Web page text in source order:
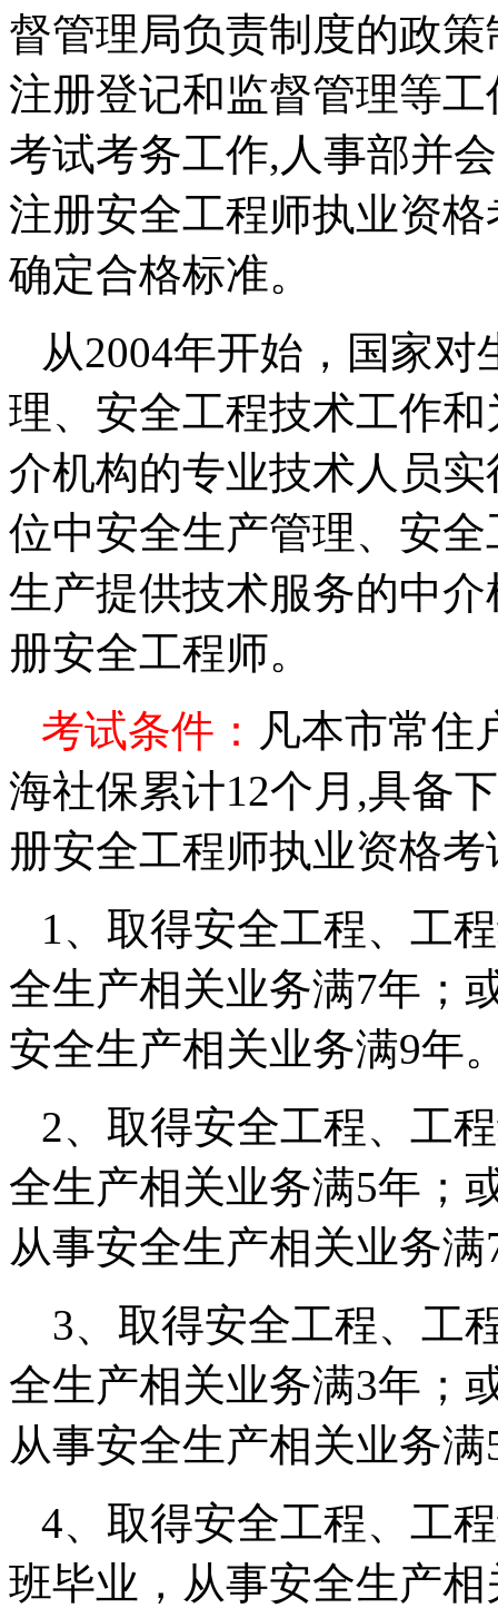
督管理局负责制度的政
注册登记和监督管理等
考试考务工作, 人事部并
注册安全工程师执业资
确定合格标准。
从2004年开始，国家对
理、安全工程技术工作
介机构的专业技术人员
位中安全生产管理、安
生产提供技术服务的中
册安全工程师。
考试条件： 凡本市常住
海社保累计12个月,具备
册安全工程师执业资格考
1、取得安全工程、工
全生产相关业务满7年；
安全生产相关业务满9年
2、取得安全工程、工
全生产相关业务满5年；
从事安全生产相关业务满
3、取得安全工程、工
全生产相关业务满3年；
从事安全生产相关业务满
4、取得安全工程、工
班毕业，从事安全生产